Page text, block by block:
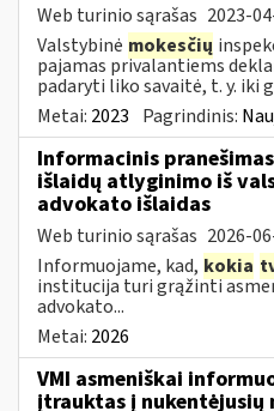
Web turinio sąrašas 2023-
Valstybinė mokesčių
pajamas privalantiems
padaryti liko savaitė, t. y. iki
Metai: 2023 Pagrindinis:
Informacinis
išlaidų atlyginimo iš
advokato išlaidas
Web turinio sąrašas 2026-
Informuojame, kad, kokia
institucija turi grąžinti
advokato...
Metai: 2026
VMI asmeniškai
įtrauktas į nukentėjusių